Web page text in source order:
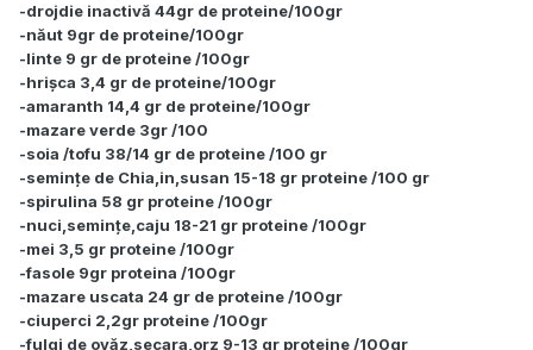
-drojdie inactivă 44gr de proteine/100gr
-năut 9gr de proteine/100gr
-linte 9 gr de proteine /100gr
-hrișca 3,4 gr de proteine/100gr
-amaranth 14,4 gr de proteine/100gr
-mazare verde 3gr /100
-soia /tofu 38/14 gr de proteine /100 gr
-semințe de Chia,in,susan 15-18 gr proteine /100 gr
-spirulina 58 gr proteine /100gr
-nuci,semințe,caju 18-21 gr proteine /100gr
-mei 3,5 gr proteine /100gr
-fasole 9gr proteina /100gr
-mazare uscata 24 gr de proteine /100gr
-ciuperci 2,2gr proteine /100gr
-fulgi de ovăz,secara,orz 9-13 gr proteine /100gr